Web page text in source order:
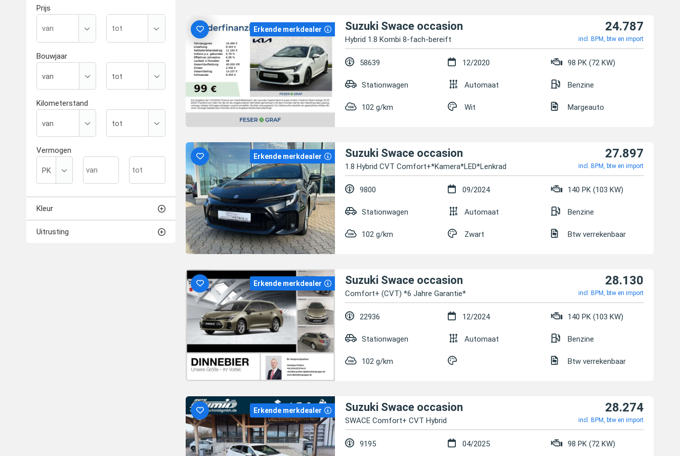
Erkende merkdealer Suzuki Swace occasion
Hybrid 1.8 Kombi 8-fach-bereift
24.787
incl. BPM, btw en import
58639 12/2020 98 PK (72 KW)
Stationwagen Automaat Benzine
102 g/km Wit Margeauto
Erkende merkdealer Suzuki Swace occasion
1.8 Hybrid CVT Comfort+*Kamera*LED*Lenkrad
27.897
incl. BPM, btw en import
9800 09/2024 140 PK (103 KW)
Stationwagen Automaat Benzine
102 g/km Zwart Btw verrekenbaar
Erkende merkdealer Suzuki Swace occasion
Comfort+ (CVT) *6 Jahre Garantie*
28.130
incl. BPM, btw en import
22936 12/2024 140 PK (103 KW)
Stationwagen Automaat Benzine
102 g/km Btw verrekenbaar
Erkende merkdealer Suzuki Swace occasion
SWACE Comfort+ CVT Hybrid
28.274
incl. BPM, btw en import
9195 04/2025 98 PK (72 KW)
Prijs
Bouwjaar
Kilometerstand
Vermogen
Kleur
Uitrusting